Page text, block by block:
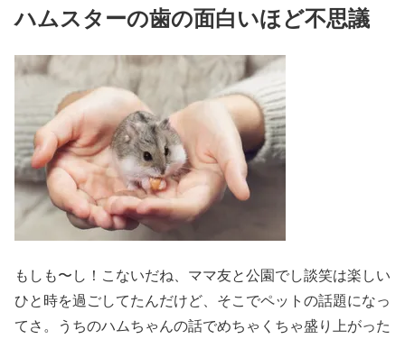
ハムスターの歯の面白いほど不思議
もしも〜し！こないだね、ママ友と公園でし談笑は楽しい
ひと時を過ごしてたんだけど、そこでペットの話題になっ
てさ。うちのハムちゃんの話でめちゃくちゃ盛り上がった